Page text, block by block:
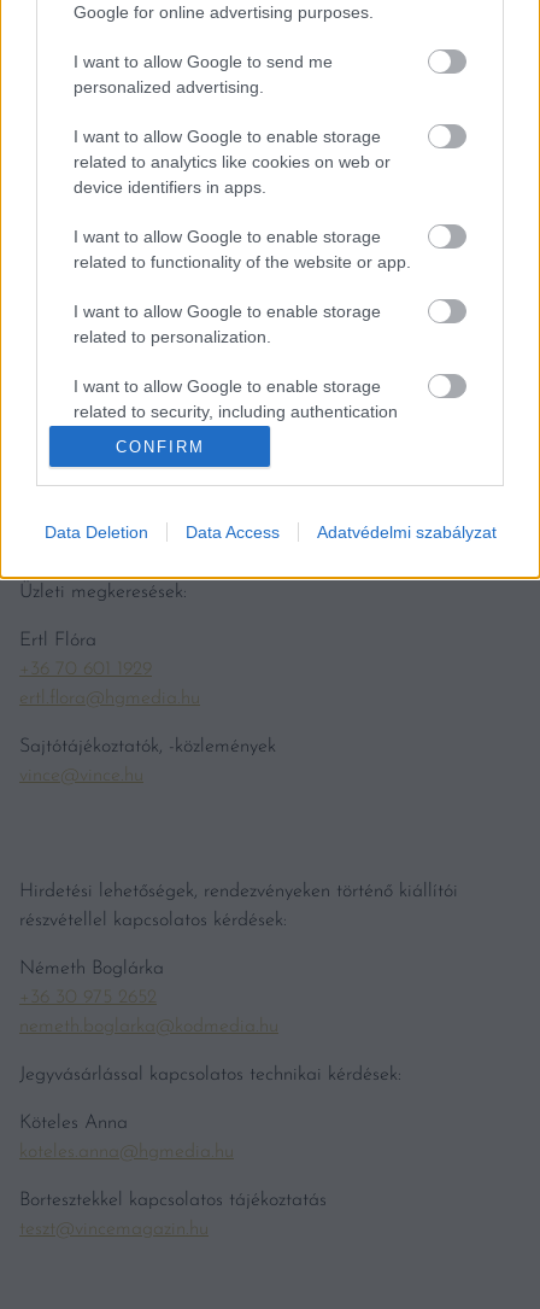
Google for online advertising purposes.
I want to allow Google to send me
personalized advertising.
I want to allow Google to enable storage
related to analytics like cookies on web or
device identifiers in apps.
I want to allow Google to enable storage
related to functionality of the website or app.
I want to allow Google to enable storage
related to personalization.
I want to allow Google to enable storage
related to security, including authentication
functionality and fraud prevention, and other
CONFIRM
Data Deletion Data Access Adatvédelmi szabályzat
Impresszum
SZOLGÁLTATÁSAINK
Borcsomagjaink
KAPCSOLAT
Vince Klubbal kapcsolatos kérdések:
+36 30 474 5558
szabo.hajnalka@kodmedia.hu
Magazinnal kapcsolatos megkeresések:
csatlos.Adrienn@hgmedia.hu
Üzleti megkeresések:
Ertl Flóra
+36 70 601 1929
ertl.flora@hgmedia.hu
Sajtótájékoztatók, -közlemények
vince@vince.hu
Hirdetési lehetőségek, rendezvényeken történő kiállítói
részvétellel kapcsolatos kérdések:
Németh Boglárka
+36 30 975 2652
nemeth.boglarka@kodmedia.hu
Jegyvásárlással kapcsolatos technikai kérdések:
Köteles Anna
koteles.anna@hgmedia.hu
Bortesztekkel kapcsolatos tájékoztatás
teszt@vincemagazin.hu